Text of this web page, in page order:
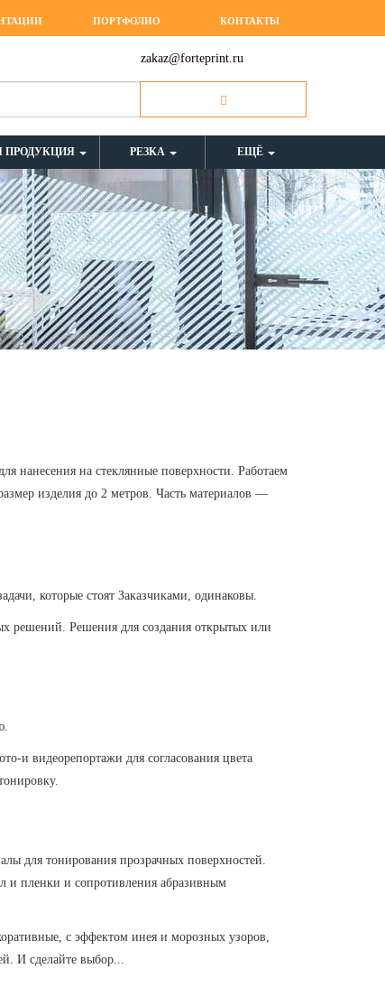
ПОРТФОЛИО КОНТАКТЫ
zakaz@forteprint.ru
ПРОДУКЦИЯ РЕЗКА ЕЩЁ
нанесения на стеклянные поверхности. Работаем
изделия до 2 метров. Часть материалов —
которые стоят Заказчиками, одинаковы.
решений. Решения для создания открытых или
и видеорепортажи для согласования цвета
для тонирования прозрачных поверхностей.
и пленки и сопротивления абразивным
с эффектом инея и морозных узоров,
И сделайте выбор...